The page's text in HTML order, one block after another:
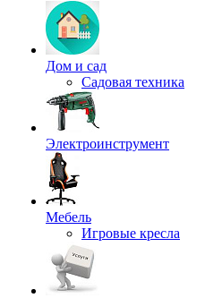
Дом и сад
Садовая техника
Электроинструмент
Мебель
Игровые кресла